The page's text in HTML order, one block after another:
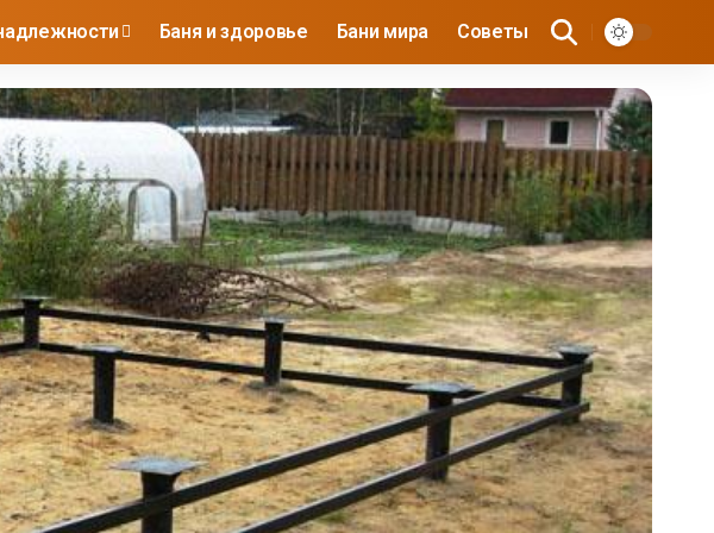
Баня и здоровье Бани мира Советы